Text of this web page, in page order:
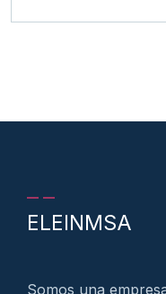
ELEINMSA
Somos una